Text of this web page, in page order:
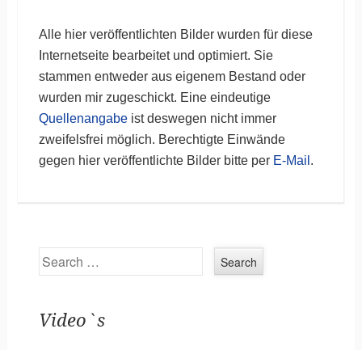
Alle hier veröffentlichten Bilder wurden für diese
Internetseite bearbeitet und optimiert. Sie
stammen entweder aus eigenem Bestand oder
wurden mir zugeschickt. Eine eindeutige
Quellenangabeist deswegen nicht immer
zweifelsfrei möglich. Berechtigte Einwände
gegen hier veröffentlichte Bilder bitte per E-Mail .
Search
Video`s